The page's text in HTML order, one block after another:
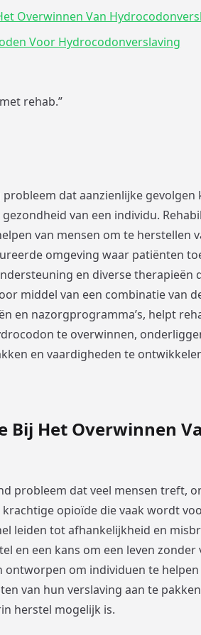
Overwinnen Van
Voor Hydrocodonverslaving
rehab.”
dat aanzienlijke gevolgen
van een individu.
van mensen om te herstellen
omgeving waar patiënten
en diverse therapieën
middel van een combinatie van
en nazorgprogramma’s, helpt
te overwinnen,
en vaardigheden te
Bij Het Overwinnen
probleem dat veel mensen treft,
opioïde die vaak wordt
leiden tot afhankelijkheid en
en een kans om een leven zonder
ontworpen om individuen te helpen
van hun verslaving aan te
herstel mogelijk is.